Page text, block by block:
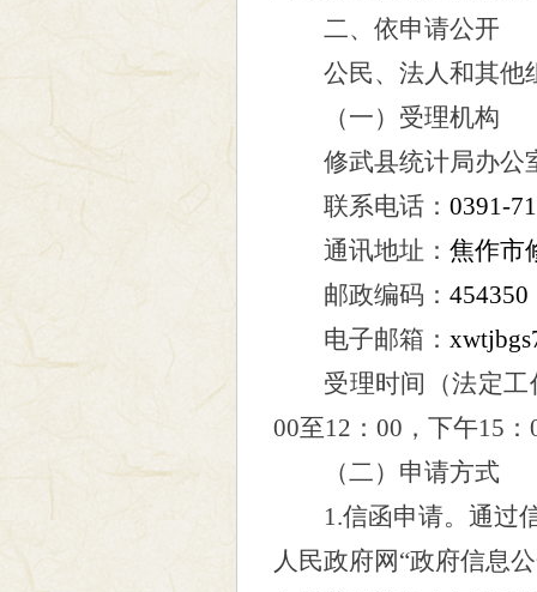
二、依申请公开
公民、法人和其他组
（一） 受理机构
修武县统计局办公
联系电话：0391-
通讯地址：焦作市
邮政编码：454350
电子邮箱：
受理时间（法定
00至12 ： 00 ，下午15 ：
（二） 申请方式
1.信函申请。通过
人民政府网“政府信息